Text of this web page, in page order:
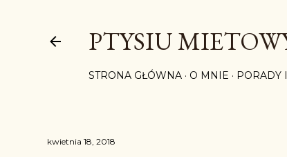
PTYSIU
STRONA GŁÓWNA O MNIE PORADY
kwietnia 18, 2018